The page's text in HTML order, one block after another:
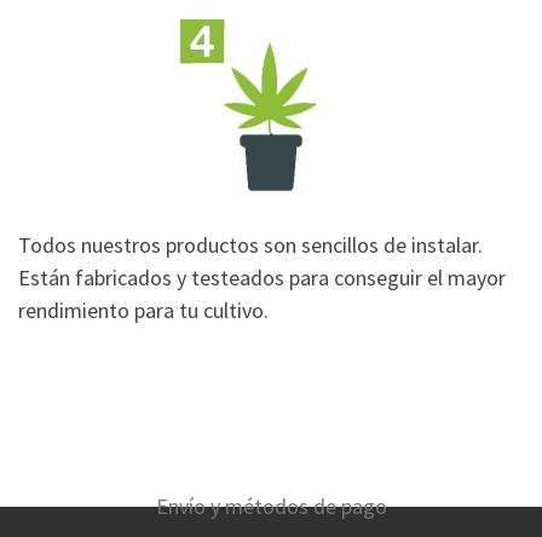
Todos nuestros productos son sencillos de instalar.
Están fabricados y testeados para conseguir el mayor
rendimiento para tu cultivo.
Envío y métodos de pago